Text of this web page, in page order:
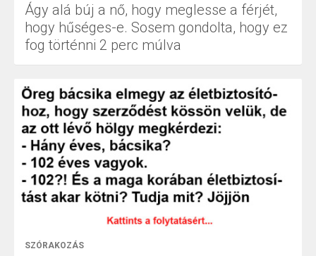
Ágy alá búj a nő, hogy meglesse a férjét,
hogy hűséges-e. Sosem gondolta, hogy ez
fog történni 2 perc múlva
SZÓRAKOZÁS